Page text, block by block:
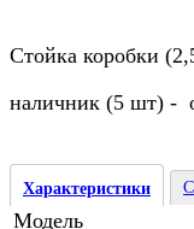
Стойка коробки
наличник (5 шт) -
Характеристики
Модель